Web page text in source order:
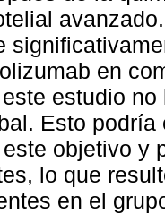
en
estudio
Esto
objetivo y
lo que
en el